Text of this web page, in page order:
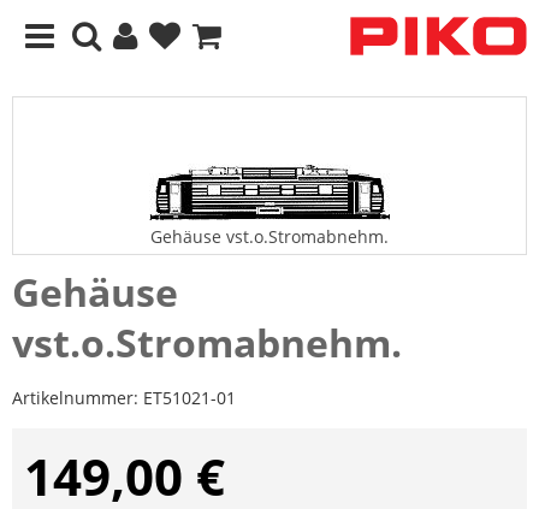
Gehäuse vst.o.Stromabnehm.
Gehäuse
vst.o.Stromabnehm.
Artikelnummer: ET51021-01
149,00 €